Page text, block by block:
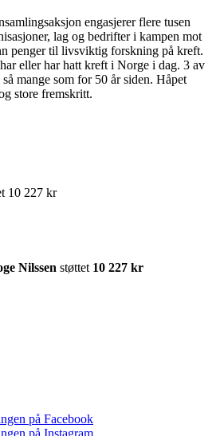
engasjerer flere tusen
lag og bedrifter i kampen mot
penger til livsviktig forskning på kreft.
eller har hatt kreft i Norge i dag. 3 av
mange som for 50 år siden. Håpet
store fremskritt.
10 227 kr
Nilssen støttet 10 227 kr